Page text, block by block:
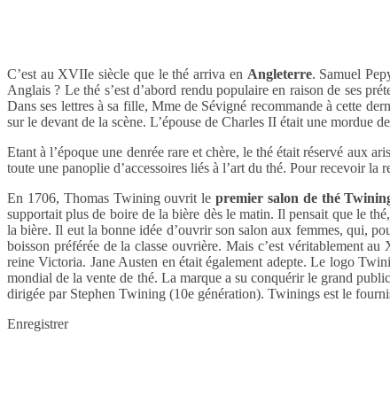
C’est au XVIIe siècle que le thé arriva en Angleterre. Samuel
Anglais ? Le thé s’est d’abord rendu populaire en raison de ses
Dans ses lettres à sa fille, Mme de Sévigné recommande à cette
sur le devant de la scène. L’épouse de Charles II était une mordue
Etant à l’époque une denrée rare et chère, le thé était réservé aux
toute une panoplie d’accessoires liés à l’art du thé. Pour recevoir
En 1706, Thomas Twining ouvrit le premier salon de thé
supportait plus de boire de la bière dès le matin. Il pensait que le
la bière. Il eut la bonne idée d’ouvrir son salon aux femmes, qui,
boisson préférée de la classe ouvrière. Mais c’est véritablement
reine Victoria. Jane Austen en était également adepte. Le logo
mondial de la vente de thé. La marque a su conquérir le grand
dirigée par Stephen Twining (10e génération). Twinings est le
Enregistrer